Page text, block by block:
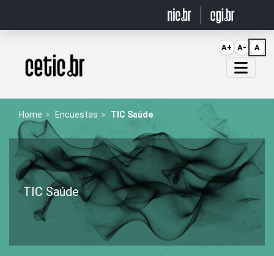
Página inicial
Home Encuestas TIC Saúde
TIC Saúde
A+ A- A